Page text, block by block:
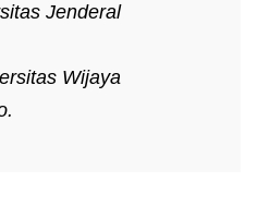
Jenderal
Wijaya